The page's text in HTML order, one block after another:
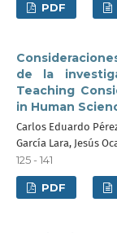
PDF
de la
Teaching
in Human
Carlos Eduardo
García Lara, Jesús
125 - 141
PDF